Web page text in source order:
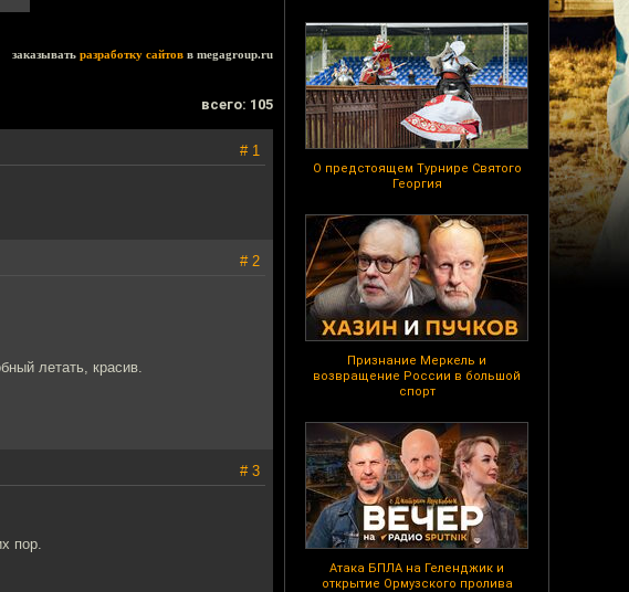
О предстоящем Турнире Святого
Георгия
Признание Меркель и
возвращение России в большой
спорт
Атака БПЛА на Геленджик и
открытие Ормузского пролива
заказывать разработку сайтов в megagroup.ru
всего: 105
# 1
# 2
летать, красив.
# 3
пор.